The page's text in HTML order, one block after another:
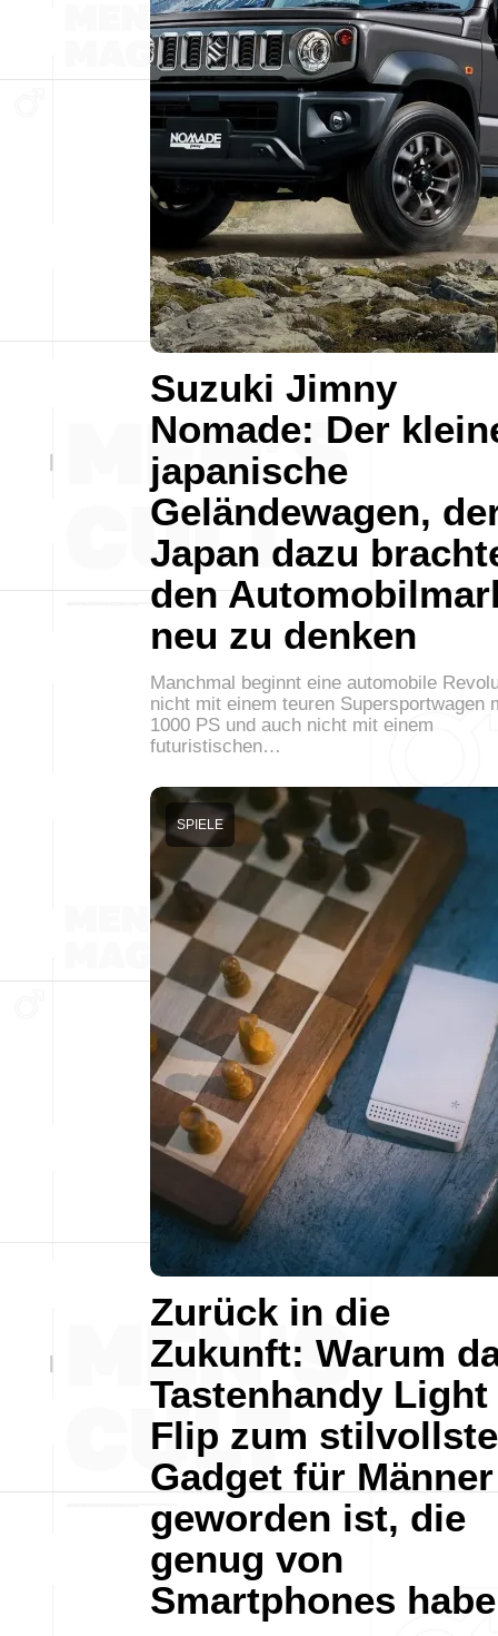
Suzuki Jimny
Nomade: Der
japanische
Geländewagen,
Japan dazu
den
neu zu denken
Manchmal beginnt eine automobile
nicht mit einem teuren Supersportwagen
1000 PS und auch nicht mit einem
futuristischen…
Zurück in die
Zukunft: Warum
Tastenhandy Light
Flip zum
Gadget für Männer
geworden ist, die
genug von
Smartphones
SPIELE